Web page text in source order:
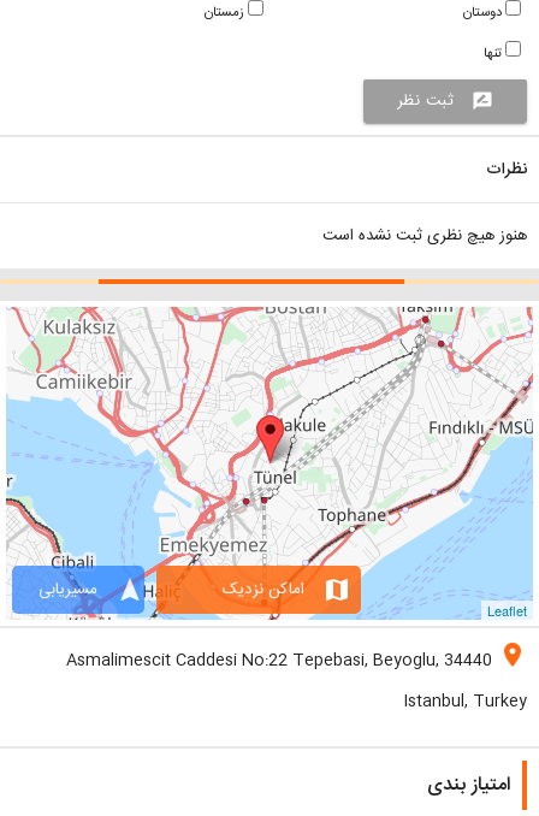
زمستان
دوستان
تنها
rate_review ثبت نظر
نظرات
هنوز هیچ نظری ثبت نشده است
Leaflet
navigation مسیریابی map اماکن نزدیک
location_on
Asmalimescit Caddesi No:22 Tepebasi, Beyoglu, 34440
Istanbul, Turkey
امتیاز بندی